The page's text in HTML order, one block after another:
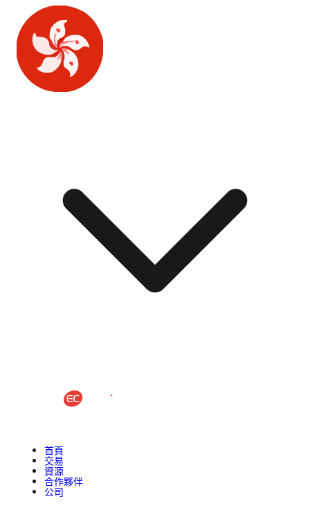
首頁
交易
資源
合作夥伴
公司